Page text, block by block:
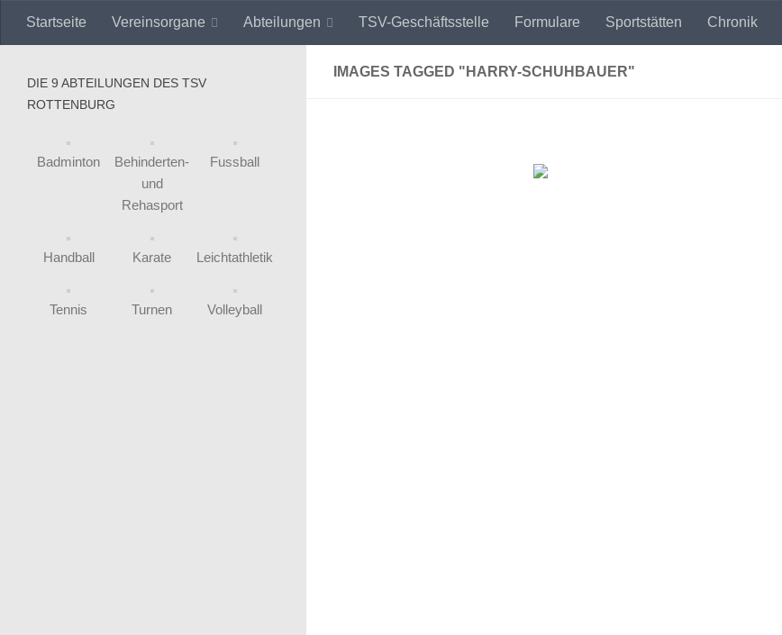
Skip to content
Startseite Vereinsorgane Abteilungen TSV-Geschäftsstelle Formulare Sportstätten Chronik
IMAGES TAGGED "HARRY-SCHUHBAUER"
DIE 9 ABTEILUNGEN DES TSV
ROTTENBURG
Badminton
Behinderten-
und
Rehasport
Fussball
Handball Karate Leichtathletik
Tennis Turnen Volleyball